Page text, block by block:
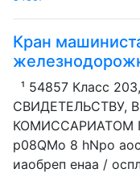
Кран
¹ 54857 Класс
КОМИССАРИАТОМ
p08QMo 8 hNpo
иаобреп енаа /